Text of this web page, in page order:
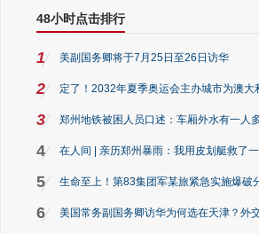
48小时点击排行
1 美副国务卿将于7月25日至26日访华
2 定了！2032年夏季奥运会主办城市为澳大
3 郑州地铁被困人员口述：车厢外水有一人
4 在人间 | 亲历郑州暴雨：我用皮划艇救了
5 生命至上！第83集团军某旅紧急实施爆破
6 美国常务副国务卿访华为何选在天津？外